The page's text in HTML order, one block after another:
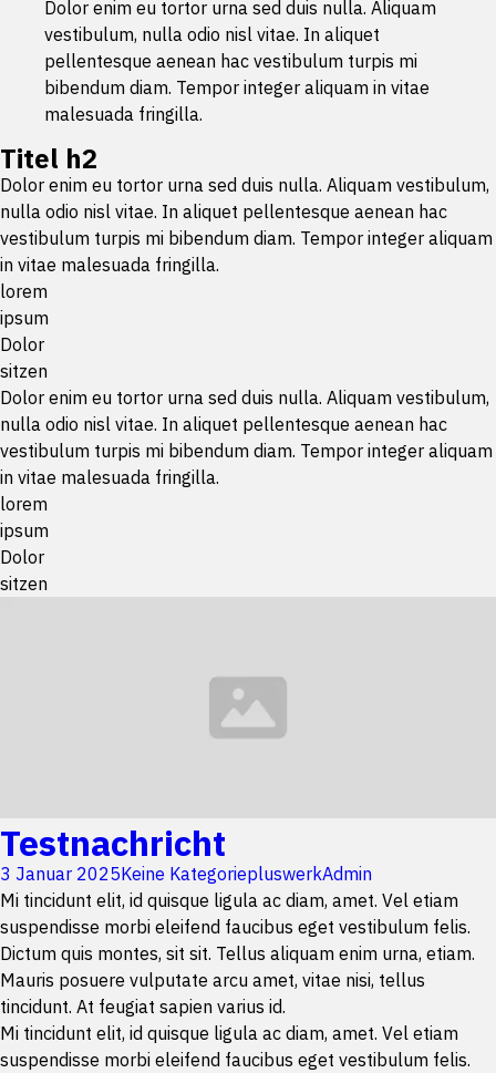
Dolor enim eu tortor urna sed duis nulla. Aliquam
vestibulum, nulla odio nisl vitae. In aliquet
pellentesque aenean hac vestibulum turpis mi
bibendum diam. Tempor integer aliquam in vitae
malesuada fringilla.
Titel h2
Dolor enim eu tortor urna sed duis nulla. Aliquam vestibulum,
nulla odio nisl vitae. In aliquet pellentesque aenean hac
vestibulum turpis mi bibendum diam. Tempor integer aliquam
in vitae malesuada fringilla.
lorem
ipsum
Dolor
sitzen
Dolor enim eu tortor urna sed duis nulla. Aliquam vestibulum,
nulla odio nisl vitae. In aliquet pellentesque aenean hac
vestibulum turpis mi bibendum diam. Tempor integer aliquam
in vitae malesuada fringilla.
lorem
ipsum
Dolor
sitzen
Testnachricht
3 Januar 2025Keine KategoriepluswerkAdmin
Mi tincidunt elit, id quisque ligula ac diam, amet. Vel etiam
suspendisse morbi eleifend faucibus eget vestibulum felis.
Dictum quis montes, sit sit. Tellus aliquam enim urna, etiam.
Mauris posuere vulputate arcu amet, vitae nisi, tellus
tincidunt. At feugiat sapien varius id.
Mi tincidunt elit, id quisque ligula ac diam, amet. Vel etiam
suspendisse morbi eleifend faucibus eget vestibulum felis.